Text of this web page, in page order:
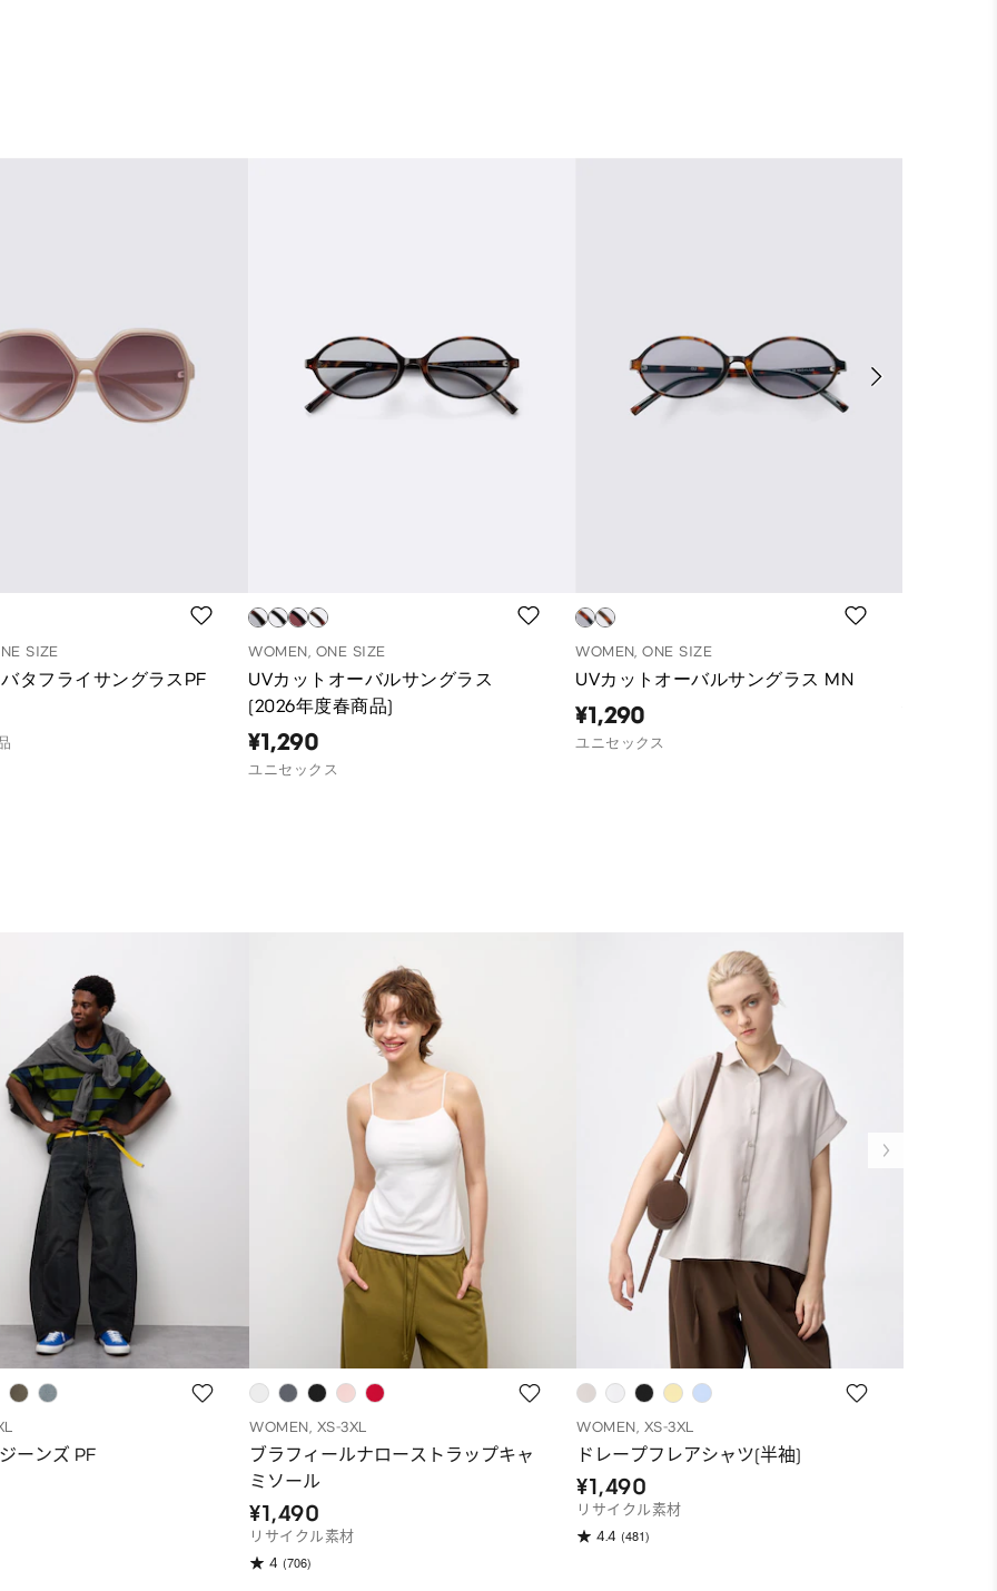
SIZE
タフライサングラスPF
WOMEN, ONE SIZE
UVカットオーバルサングラス
(2026年度春商品)
¥1,290
ユニセックス
WOMEN, ONE SIZE
UVカットオーバルサングラス MN
¥1,290
ユニセックス
ーンズ PF
WOMEN, XS-3XL
ブラフィールナローストラップキャ
ミソール
¥1,490
リサイクル素材
4 (706)
WOMEN, XS-3XL
ドレープフレアシャツ(半袖)
¥1,490
リサイクル素材
4.4 (481)